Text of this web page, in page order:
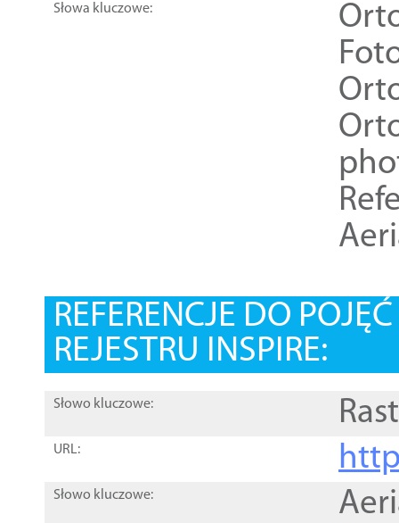
Słowa kluczowe:
REFERENCJE DO
REJESTRU INSPIRE:
Słowo kluczowe:
URL:
Słowo kluczowe: